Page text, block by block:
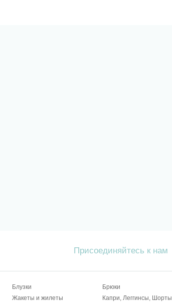
Присоединяйтесь к нам
Блузки
Брюки
Жакеты и жилеты
Капри, Леггинсы, Шорты